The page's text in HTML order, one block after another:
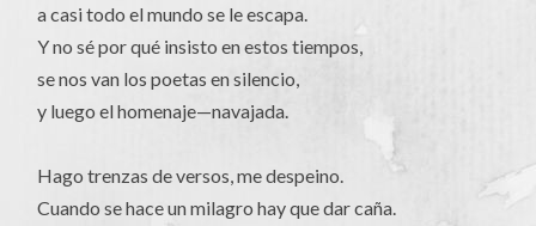
a casi todo el mundo se le escapa.
Y no sé por qué insisto en estos tiempos,
se nos van los poetas en silencio,
y luego el homenaje—navajada.
Hago trenzas de versos, me despeino.
Cuando se hace un milagro hay que dar caña.